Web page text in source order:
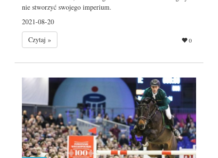
nie stworzyć swojego imperium.
2021-08-20
Czytaj »
0